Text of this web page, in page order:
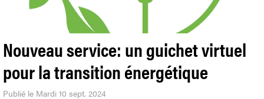
Nouveau service: un guichet virtuel
pour la transition énergétique
Publié le Mardi 10 sept. 2024